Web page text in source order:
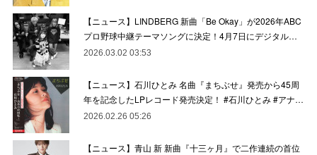
【ニュース】LINDBERG 新曲「Be Okay」が2026年ABC
プロ野球中継テーマソングに決定！4月7日にデジタル…
2026.03.02 03:53
【ニュース】石川ひとみ 名曲『まちぶせ』発売から45周
年を記念したLPレコード発売決定！ #石川ひとみ #アナ…
2026.02.26 05:26
【ニュース】青山 新 新曲『十三ヶ月』で二作連続の首位